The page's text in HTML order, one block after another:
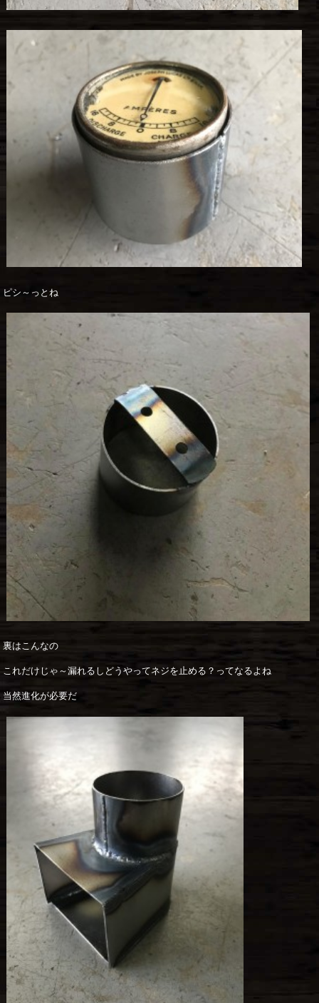
ピシ～っとね
裏はこんなの
これだけじゃ～漏れるしどうやってネジを止める？ってなるよね
当然進化が必要だ